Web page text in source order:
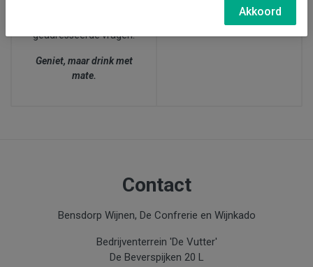
geadresseerde vragen.
Geniet, maar drink met
mate.
Contact
Bensdorp Wijnen, De Confrerie en Wijnkado
Bedrijventerrein 'De Vutter'
De Beverspijken 20 L
Akkoord